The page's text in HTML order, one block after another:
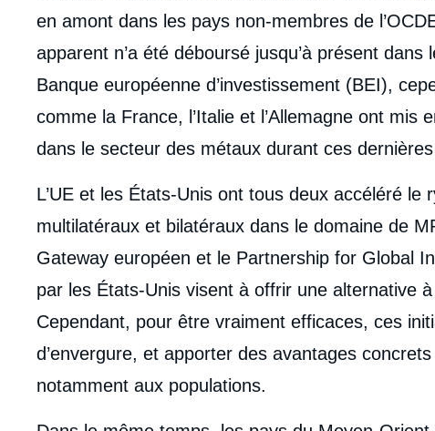
en amont dans les pays non-membres de
apparent n’a été déboursé jusqu’à présent
Banque européenne d’investissement (BEI),
comme la France, l’Italie et l’Allemagne ont mis
dans le secteur des métaux durant ces
L’UE et les États-Unis ont tous deux accéléré le
multilatéraux et bilatéraux dans le domaine de
Gateway européen et le Partnership for Global
par les États-Unis visent à offrir une alternative
Cependant, pour être vraiment efficaces, ces
d’envergure, et apporter des avantages
notamment aux populations.